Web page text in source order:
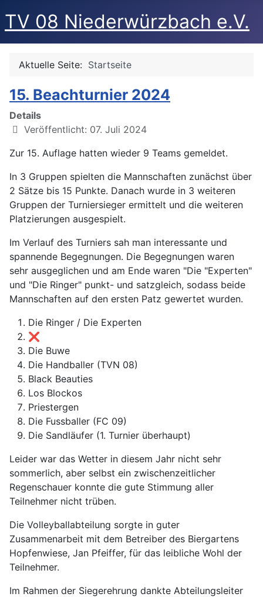
TV 08 Niederwürzbach e.V.
Aktuelle Seite: Startseite
15. Beachturnier 2024
Details
Veröffentlicht: 07. Juli 2024
Zur 15. Auflage hatten wieder 9 Teams gemeldet.
In 3 Gruppen spielten die Mannschaften zunächst über
2 Sätze bis 15 Punkte. Danach wurde in 3 weiteren
Gruppen der Turniersieger ermittelt und die weiteren
Platzierungen ausgespielt.
Im Verlauf des Turniers sah man interessante und
spannende Begegnungen. Die Begegnungen waren
sehr ausgeglichen und am Ende waren "Die "Experten"
und "Die Ringer" punkt- und satzgleich, sodass beide
Mannschaften auf den ersten Patz gewertet wurden.
Die Ringer / Die Experten
❌
Die Buwe
Die Handballer (TVN 08)
Black Beauties
Los Blockos
Priestergen
Die Fussballer (FC 09)
Die Sandläufer (1. Turnier überhaupt)
Leider war das Wetter in diesem Jahr nicht sehr
sommerlich, aber selbst ein zwischenzeitlicher
Regenschauer konnte die gute Stimmung aller
Teilnehmer nicht trüben.
Die Volleyballabteilung sorgte in guter
Zusammenarbeit mit dem Betreiber des Biergartens
Hopfenwiese, Jan Pfeiffer, für das leibliche Wohl der
Teilnehmer.
Im Rahmen der Siegerehrung dankte Abteilungsleiter